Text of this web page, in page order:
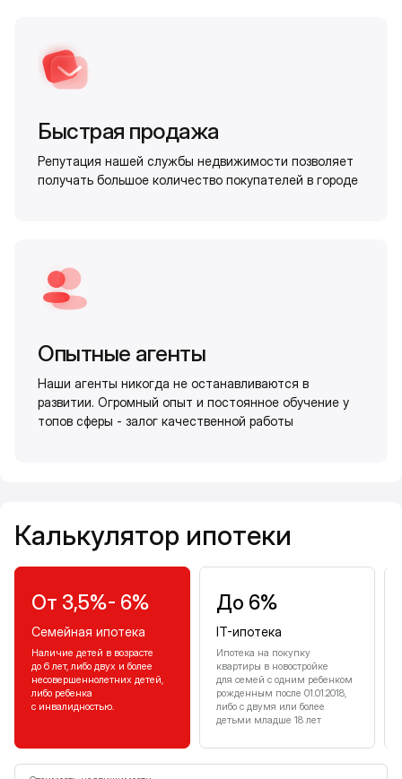
Быстрая продажа
Репутация нашей службы недвижимости позволяет
получать большое количество покупателей в городе
Опытные агенты
Наши агенты никогда не останавливаются в
развитии. Огромный опыт и постоянное обучение у
топов сферы - залог качественной работы
Калькулятор ипотеки
От 3,5%- 6%
Семейная ипотека
Наличие детей в возрасте
до 6 лет, либо двух и более
несовершеннолетних детей,
либо ребенка
с инвалидностью.
До 6%
IT-ипотека
Ипотека на покупку
квартиры в новостройке
для семей с одним ребенком
рожденным после 01.01.2018,
либо с двумя или более
детьми младше 18 лет